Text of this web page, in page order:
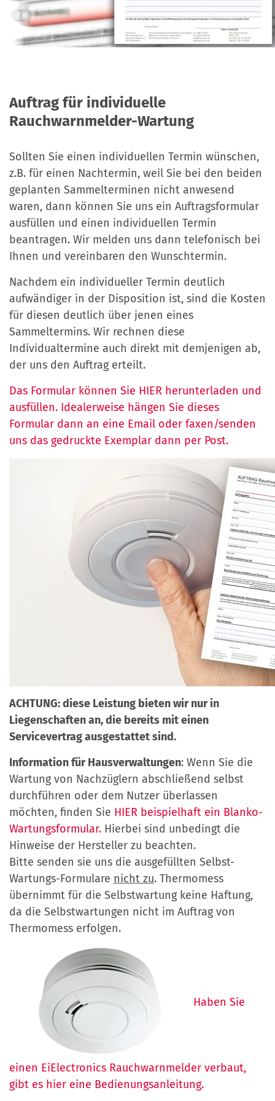
Einige unserer Mitarbeitenden in Chemnitz sind
Spezialisten der ersten Stunde für die Funk-Fern-
Auslesung Technologie und bereits seit mehreren
Verfügung steht
eine optimale Auftragsabwicklung bis hin zur
Abrechnungserstellung (z. Bsp. HKA) für unsere
zu liefern.
Seit März 2021 ist unser Partner Perry Oehme
Im April 2024 fusionierte Perry Oehme mit der
Firma Saxomes GmbH zur neuen "ThermoSax
und größer im Großraum Ost-Sachsen.
Auftrag für individuelle
Rauchwarnmelder-Wartung
Sollten Sie einen individuellen Termin wünschen,
z.B. für einen Nachtermin, weil Sie bei den beiden
geplanten Sammelterminen nicht anwesend
waren, dann können Sie uns ein Auftragsformular
ausfüllen und einen individuellen Termin
beantragen. Wir melden uns dann telefonisch bei
Ihnen und vereinbaren den Wunschtermin.
Nachdem ein individueller Termin deutlich
aufwändiger in der Disposition ist, sind die Kosten
für diesen deutlich über jenen eines
Sammeltermins. Wir rechnen diese
Individualtermine auch direkt mit demjenigen ab,
der uns den Auftrag erteilt.
Das Formular können Sie HIER herunterladen und
ausfüllen. Idealerweise hängen Sie dieses
Formular dann an eine Email oder faxen/senden
uns das gedruckte Exemplar dann per Post.
ACHTUNG: diese Leistung bieten wir nur in
Liegenschaften an, die bereits mit einen
Servicevertrag ausgestattet sind.
Information für Hausverwaltungen: Wenn Sie die
Wartung von Nachzüglern abschließend selbst
durchführen oder dem Nutzer überlassen
möchten, finden Sie HIER beispielhaft ein Blanko-
Wartungsformular. Hierbei sind unbedingt die
Hinweise der Hersteller zu beachten.
Bitte senden sie uns die ausgefüllten Selbst-
Wartungs-Formulare nicht zu. Thermomess
übernimmt für die Selbstwartung keine Haftung,
da die Selbstwartungen nicht im Auftrag von
Thermomess erfolgen.
Haben Sie
einen EiElectronics Rauchwarnmelder verbaut,
gibt es hier eine Bedienungsanleitung.